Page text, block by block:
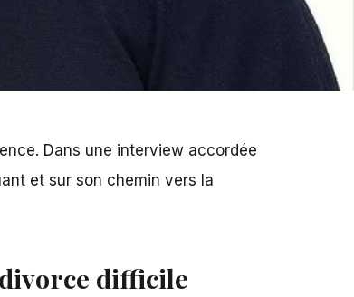
Dans une interview accordée
et sur son chemin vers la
difficile